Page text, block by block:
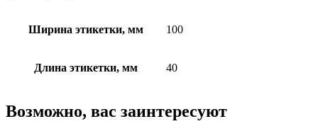
Ширина этикетки, мм 100
Длина этикетки, мм 40
Возможно, вас заинтересуют